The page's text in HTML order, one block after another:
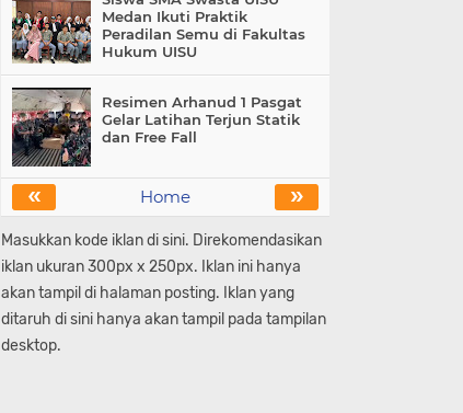
Medan Ikuti Praktik
Peradilan Semu di Fakultas
Hukum UISU
Resimen Arhanud 1 Pasgat
Gelar Latihan Terjun Statik
dan Free Fall
« »
Home
Masukkan kode iklan di sini. Direkomendasikan
iklan ukuran 300px x 250px. Iklan ini hanya
akan tampil di halaman posting. Iklan yang
ditaruh di sini hanya akan tampil pada tampilan
desktop.